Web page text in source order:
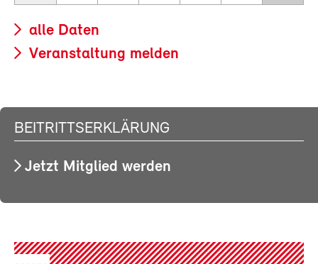
alle Daten
Veranstaltung melden
BEITRITTSERKLÄRUNG
Jetzt Mitglied werden